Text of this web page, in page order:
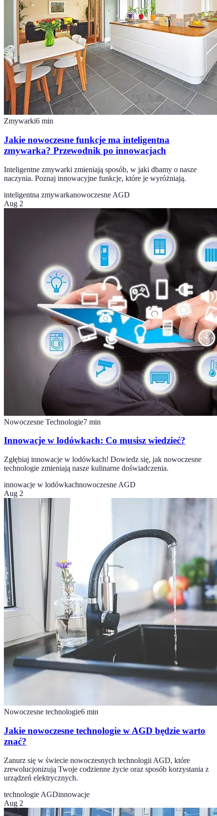
Zmywarki6 min
Jakie nowoczesne funkcje ma inteligentna
zmywarka? Przewodnik po innowacjach
Inteligentne zmywarki zmieniają sposób, w jaki dbamy o nasze
naczynia. Poznaj innowacyjne funkcje, które je wyróżniają.
inteligentna zmywarkanowoczesne AGD
Aug 2
Nowoczesne Technologie7 min
Innowacje w lodówkach: Co musisz wiedzieć?
Zgłębiaj innowacje w lodówkach! Dowiedz się, jak nowoczesne
technologie zmieniają nasze kulinarne doświadczenia.
innowacje w lodówkachnowoczesne AGD
Aug 2
Nowoczesne technologie6 min
Jakie nowoczesne technologie w AGD będzie warto
znać?
Zanurz się w świecie nowoczesnych technologii AGD, które
zrewolucjonizują Twoje codzienne życie oraz sposób korzystania z
urządzeń elektrycznych.
technologie AGDinnowacje
Aug 2